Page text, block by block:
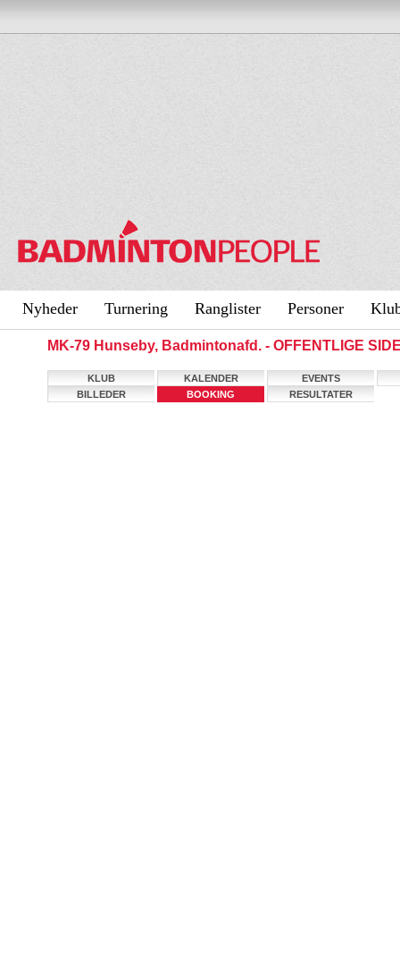
Nyheder Turnering Ranglister Personer
MK-79 Hunseby, Badmintonafd. - OFFENTLIGE
KLUB KALENDER
EVENTS
BILLEDER
BOOKING RESULTATER